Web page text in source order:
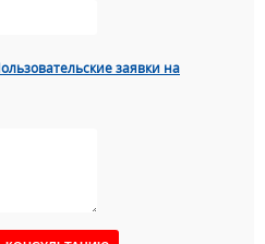
заявки на